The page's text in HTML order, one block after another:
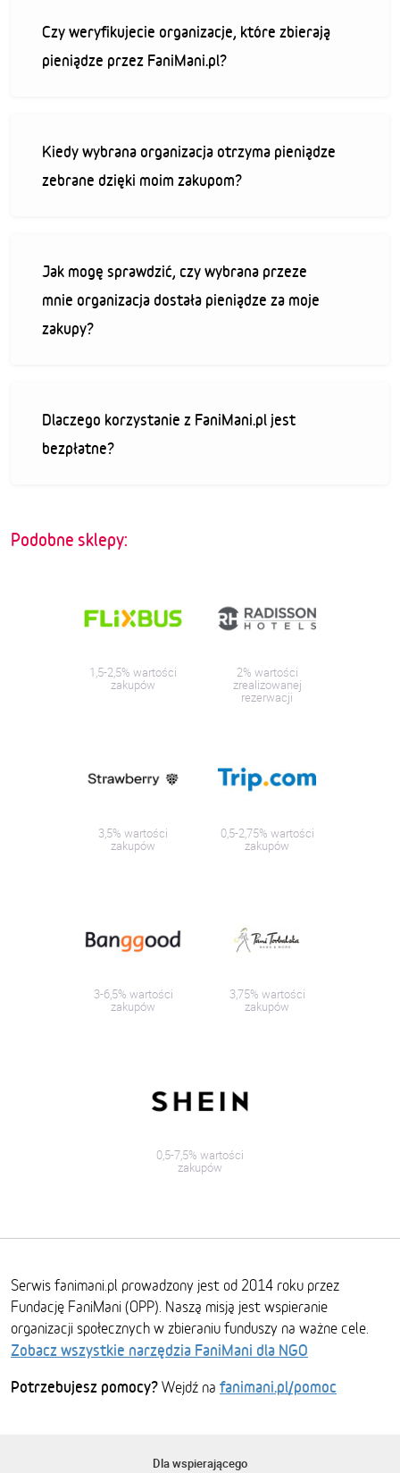
Czy weryfikujecie organizacje, które zbierają
pieniądze przez FaniMani.pl?
Kiedy wybrana organizacja otrzyma pieniądze
zebrane dzięki moim zakupom?
Jak mogę sprawdzić, czy wybrana przeze
mnie organizacja dostała pieniądze za moje
zakupy?
Dlaczego korzystanie z FaniMani.pl jest
bezpłatne?
Podobne sklepy:
1,5-2,5% wartości
zakupów
2% wartości
zrealizowanej
rezerwacji
3,5% wartości
zakupów
0,5-2,75% wartości
zakupów
3-6,5% wartości
zakupów
3,75% wartości
zakupów
0,5-7,5% wartości
zakupów
Serwis fanimani.pl prowadzony jest od 2014 roku przez
Fundację FaniMani (OPP). Naszą misją jest wspieranie
organizacji społecznych w zbieraniu funduszy na ważne cele.
Zobacz wszystkie narzędzia FaniMani dla NGO
Potrzebujesz pomocy? Wejdź na fanimani.pl/pomoc
Dla wspierającego